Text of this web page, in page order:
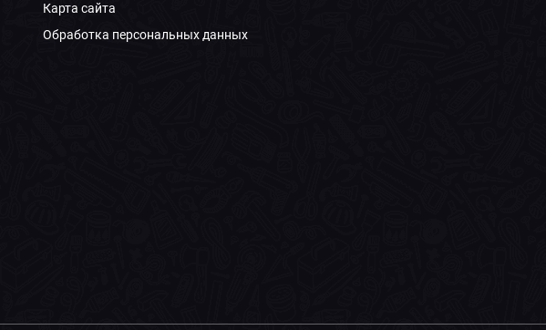
Карта сайта
Обработка персональных данных